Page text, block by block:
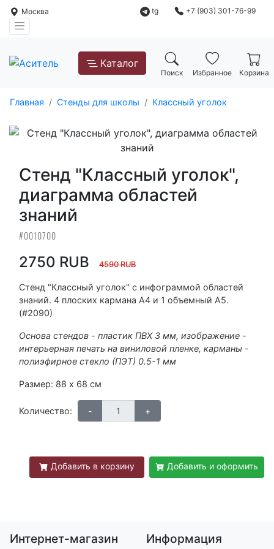
Москва tg +7 (903) 301-76-99
Каталог
Поиск Избранное Корзина
Главная Стенды для школы Классный уголок
Стенд "Классный уголок",
диаграмма областей
знаний
#0010700
2750 RUB 4590 RUB
Стенд "Классный уголок" с инфограммой областей
знаний. 4 плоских кармана А4 и 1 объемный А5.
(#2090)
Основа стендов - пластик ПВХ 3 мм, изображение -
интерьерная печать на виниловой пленке, карманы -
полиэфирное стекло (ПЭТ) 0.5-1 мм
Размер: 88 х 68 см
Количество:
Добавить в корзину Добавить и оформить
Интернет-магазин Информация